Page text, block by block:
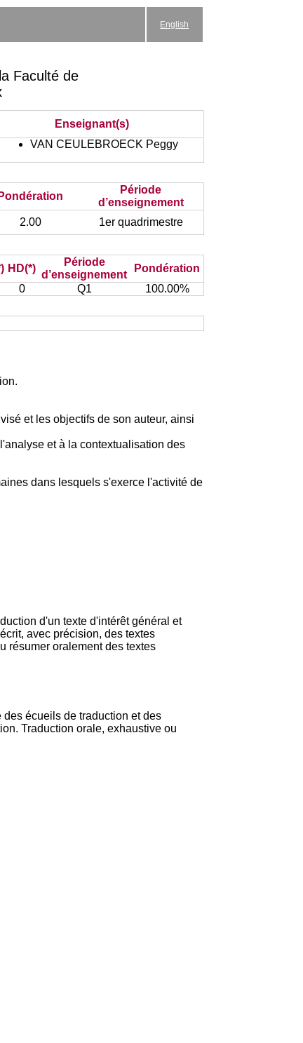
English
Faculté de
Enseignant(s)
VAN CEULEBROECK Peggy
Pondération
Période
d’enseignement
2.00 1er quadrimestre
HD(*)
Période
d’enseignement
Pondération
0 Q1 100.00%
et les objectifs de son auteur, ainsi
et à la contextualisation des
dans lesquels s'exerce l'activité de
d'un texte d'intérêt général et
avec précision, des textes
résumer oralement des textes
écueils de traduction et des
Traduction orale, exhaustive ou